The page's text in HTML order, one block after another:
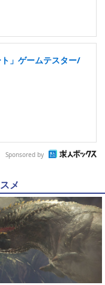
ト」ゲームテスター/
Sponsored by
メ